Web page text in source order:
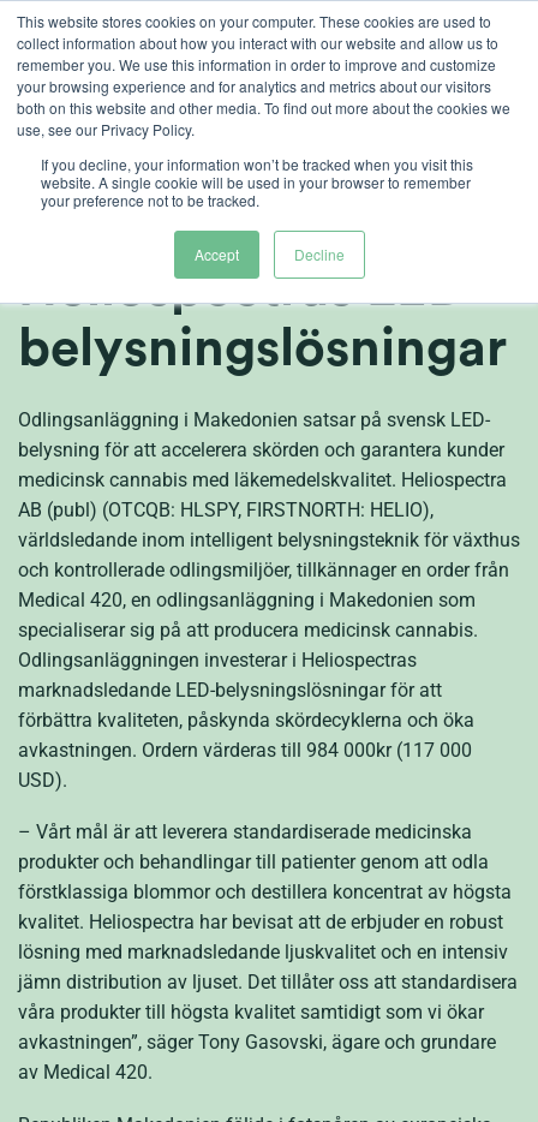
This website stores cookies on your computer. These cookies are used to
collect information about how you interact with our website and allow us to
remember you. We use this information in order to improve and customize
your browsing experience and for analytics and metrics about our visitors
both on this website and other media. To find out more about the cookies we
use, see our Privacy Policy.
If you decline, your information won’t be tracked when you visit this
website. A single cookie will be used in your browser to remember
your preference not to be tracked.
Accept Decline
Skip
content
Medical 420 DOO
investerar i
Heliospectras LED-
belysningslösningar
Odlingsanläggning i Makedonien satsar på svensk LED-
belysning för att accelerera skörden och garantera kunder
medicinsk cannabis med läkemedelskvalitet. Heliospectra
AB (publ) (OTCQB: HLSPY, FIRSTNORTH: HELIO),
världsledande inom intelligent belysningsteknik för växthus
och kontrollerade odlingsmiljöer, tillkännager en order från
Medical 420, en odlingsanläggning i Makedonien som
specialiserar sig på att producera medicinsk cannabis.
Odlingsanläggningen investerar i Heliospectras
marknadsledande LED-belysningslösningar för att
förbättra kvaliteten, påskynda skördecyklerna och öka
avkastningen. Ordern värderas till 984 000kr (117 000
USD).
– Vårt mål är att leverera standardiserade medicinska
produkter och behandlingar till patienter genom att odla
förstklassiga blommor och destillera koncentrat av högsta
kvalitet. Heliospectra har bevisat att de erbjuder en robust
lösning med marknadsledande ljuskvalitet och en intensiv
jämn distribution av ljuset. Det tillåter oss att standardisera
våra produkter till högsta kvalitet samtidigt som vi ökar
avkastningen”, säger Tony Gasovski, ägare och grundare
av Medical 420.